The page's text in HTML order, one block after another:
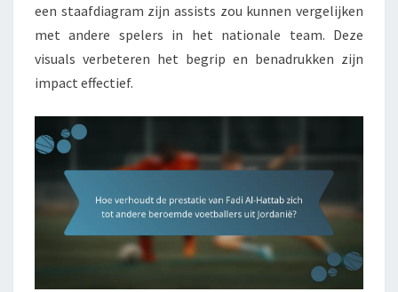
een staafdiagram zijn assists zou kunnen vergelijken
met andere spelers in het nationale team. Deze
visuals verbeteren het begrip en benadrukken zijn
impact effectief.